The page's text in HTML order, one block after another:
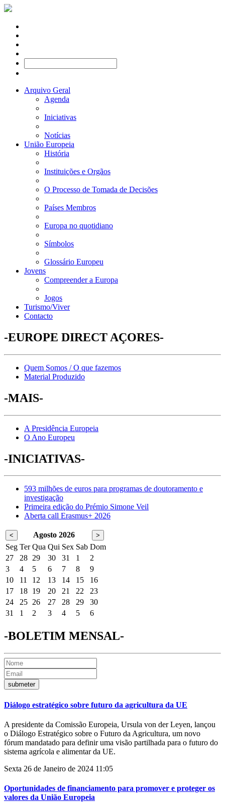
Arquivo Geral
Agenda
Iniciativas
Notícias
União Europeia
História
Instituições e Orgãos
O Processo de Tomada de Decisões
Países Membros
Europa no quotidiano
Símbolos
Glossário Europeu
Jovens
Compreender a Europa
Jogos
Turismo/Viver
Contacto
-EUROPE DIRECT AÇORES-
Quem Somos / O que fazemos
Material Produzido
-MAIS-
A Presidência Europeia
O Ano Europeu
-INICIATIVAS-
593 milhões de euros para programas de doutoramento e
investigação
Primeira edição do Prémio Simone Veil
Aberta call Erasmus+ 2026
< Agosto 2026 >
Seg Ter Qua Qui Sex Sab Dom
27
28 29 30 31 1
2
3
4 5 6 7 8
9
10
11 12 13 14 15
16
17
18 19 20 21 22
23
24
25 26 27 28 29
30
31
1 2 3 4 5 6
-BOLETIM MENSAL-
Diálogo estratégico sobre futuro da agricultura da UE
A presidente da Comissão Europeia, Ursula von der Leyen, lançou
o Diálogo Estratégico sobre o Futuro da Agricultura, um novo
fórum mandatado para definir uma visão partilhada para o futuro do
sistema agrícola e alimentar da UE.
Sexta 26 de Janeiro de 2024 11:05
Oportunidades de financiamento para promover e proteger os
valores da União Europeia